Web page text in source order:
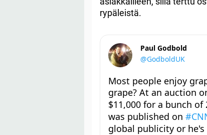
rypäleistä.
Paul Godbold
@GodboldUK
Most people enjoy
grape? At an auction
$11,000 for a bunch of
was published on
global publicity or he's